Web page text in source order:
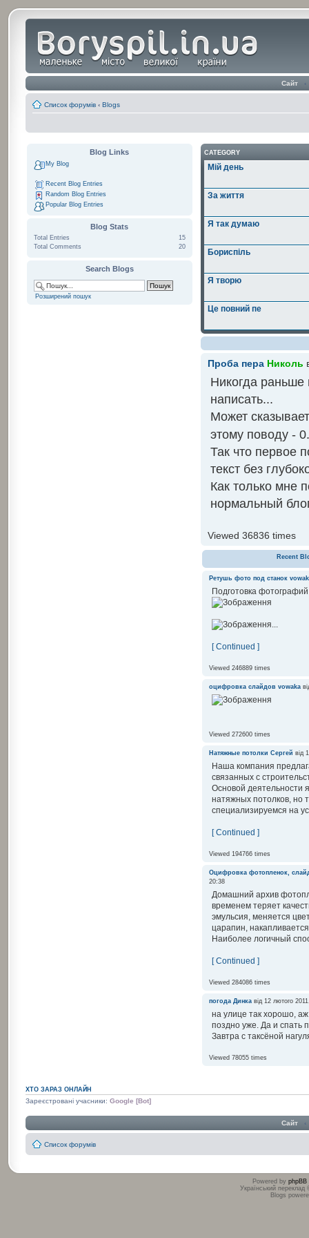
Сайт ‹
Список форумів ‹ Blogs
Blog Links
My Blog
Recent Blog Entries
Random Blog Entries
Popular Blog Entries
Blog Stats
15
Total Entries
20
Total Comments
Search Blogs
Розширений пошук
CATEGORY
Мій день
За життя
Я так думаю
Бориспіль
Я творю
Це повний пе
Проба пера Николь
Никогда раньше
написать...
Может
этому поводу -
Так что первое
текст без
Как только мне
нормальный
Viewed 36836 times
Recent
Ретушь фото под станок
Подготовка фотографий
[ Continued ]
Viewed 246889 times
оцифровка слайдов vowaka
Viewed 272600 times
Натяжные потолки Сергей від
Наша компания
связанных с
Основой деятельности
натяжных потолков, но
специализируемся на
[ Continued ]
Viewed 194766 times
Оцифровка фотопленок,
20:38
Домашний архив
временем теряет
эмульсия, меняется
царапин,
Наиболее логичный
[ Continued ]
Viewed 284086 times
погода Динкавід 12 лютого
на улице так хорошо, аж
поздно уже. Да и спать
Завтра с таксёной
Viewed 78055 times
ХТО ЗАРАЗ ОНЛАЙН
Зареєстровані учасники: Google [Bot]
Сайт ‹
Список форумів
Powered by phpBB
Український
Blogs